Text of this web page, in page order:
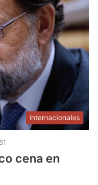
Internacionales
cena en